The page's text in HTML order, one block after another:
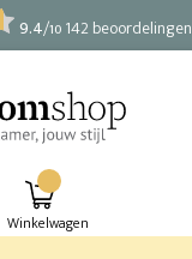
9.4/10 142 beoordelingen
Winkelwagen